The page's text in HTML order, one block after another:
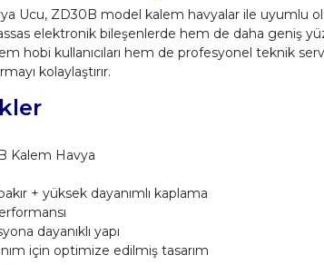
Ucu, ZD30B model kalem havyalar ile uyumlu
elektronik bileşenlerde hem de daha geniş
hobi kullanıcıları hem de profesyonel teknik
kolaylaştırır.
Kalem Havya
+ yüksek dayanımlı kaplama
dayanıklı yapı
için optimize edilmiş tasarım